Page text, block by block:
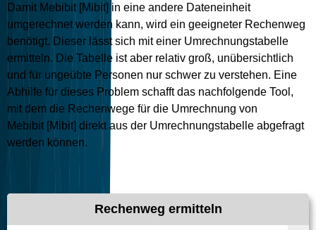
Damit Mebibit [Mibit] in eine andere Dateneinheit
umgerechnet werden kann, wird ein geeigneter Rechenweg
benötigt. Dieser lässt sich mit einer Umrechnungstabelle
ermitteln. Die Tabelle ist aber relativ groß, unübersichtlich
und für ungeübte Personen nur schwer zu verstehen. Eine
Abhilfe für dieses Problem schafft das nachfolgende Tool,
mit dem die Rechenwege für die Umrechnung von
Mebibit [Mibit] direkt aus der Umrechnungstabelle abgefragt
werden können.
Rechenweg ermitteln